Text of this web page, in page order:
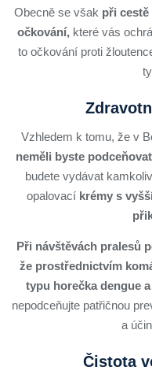
Obecně se však při
očkování,které vás
to očkování proti
Vzhledem k tomu, že v
neměli byste
budete vydávat
opalovací krémy s
Při návštěvách pralesů
že prostřednictvím
typu horečka dengue
nepodceňujte patřičnou
a
Čistota